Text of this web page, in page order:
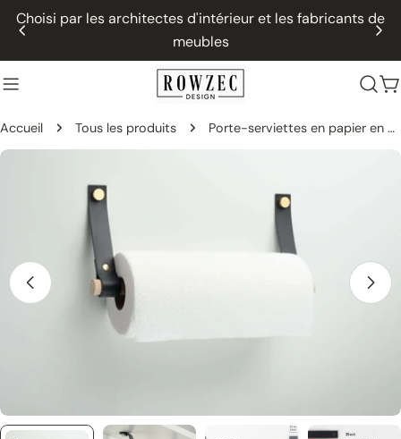
Passer
contenu
Choisi par les architectes d'intérieur et les fabricants de
meubles
Accueil Tous les produits Porte-serviettes en papier en cuir et bois / Porte-rouleau de cuisine, extrémités droites
Passer
produit
le média 0 dans une fenêtre modale